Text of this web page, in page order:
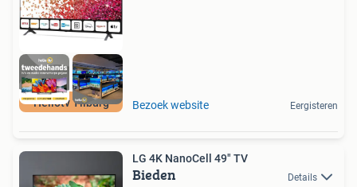
Hellotv Tilburg Bezoek website Eergisteren
LG 4K NanoCell 49" TV
Bieden Details